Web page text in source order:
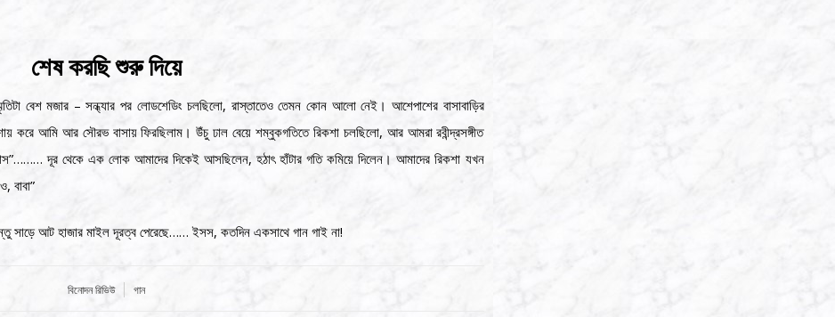
শেষ করছি শুরু দিয়ে
বেশ মজার – সন্ধ্যার পর লোডশেডিং চলছিলো, রাস্তাতেও তেমন কোন আলো নেই। আশেপাশের বাসাবাড়ির
করে আমি আর সৌরভ বাসায় ফিরছিলাম। উঁচু ঢাল বেয়ে শম্বুকগতিতে রিকশা চলছিলো, আর আমরা রবীন্দ্রসঙ্গীত
দূর থেকে এক লোক আমাদের দিকেই আসছিলেন, হঠাৎ হাঁটার গতি কমিয়ে দিলেন। আমাদের রিকশা যখন
বাবা”
সাড়ে আট হাজার মাইল দূরত্ব পেরেছে…… ইসস, কতদিন একসাথে গান গাই না!
Category:
বিনোদন রিভিউ Tags:
গান